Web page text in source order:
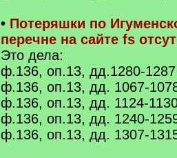
• Потеряшки по
перечне на сайте fs
Это дела:
ф.136, оп.13, дд.1280-1287
ф.136, оп.13, дд. 1067-
ф.136, оп.13, дд. 1124-
ф.136, оп.13, дд. 1240-
ф.136, оп.13, дд. 1307-